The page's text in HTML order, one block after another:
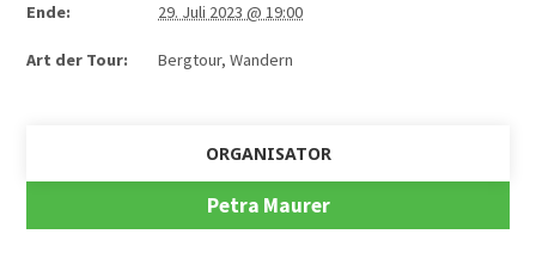
Ende: 29. Juli 2023 @ 19:00
Art der Tour: Bergtour, Wandern
ORGANISATOR
Petra Maurer